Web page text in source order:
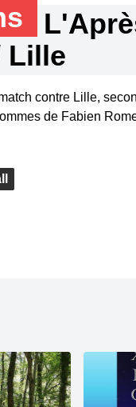
Lille
contre Lille,
de Fabien